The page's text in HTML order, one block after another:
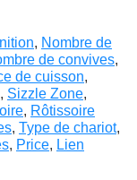
, Nombre de
de convives,
de cuisson,
, Sizzle Zone,
, Rôtissoire
, Type de chariot,
, Price, Lien